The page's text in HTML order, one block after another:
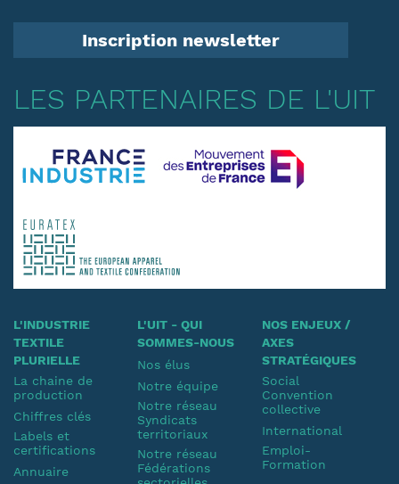
Inscription newsletter
LES PARTENAIRES DE L'UIT
L'INDUSTRIE
TEXTILE
PLURIELLE
La chaine de
production
Chiffres clés
Labels et
certifications
Annuaire
L'UIT - QUI
SOMMES-NOUS
Nos élus
Notre équipe
Notre réseau
Syndicats
territoriaux
Notre réseau
Fédérations
NOS ENJEUX /
AXES
STRATÉGIQUES
Social
Convention
collective
International
Emploi-
Formation